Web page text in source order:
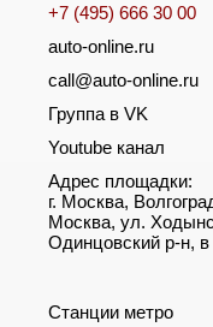
+7 (495) 666 30 00
auto-online.ru
call@auto-online.ru
Группа в VK
Youtube канал
Адрес площадки:
г. Москва,
Москва, ул.
Одинцовский р-н,
Станции метро